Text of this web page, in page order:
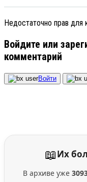
Недостаточно прав для
Войдите или
комментарий
Войти
📖Их
В архиве уже